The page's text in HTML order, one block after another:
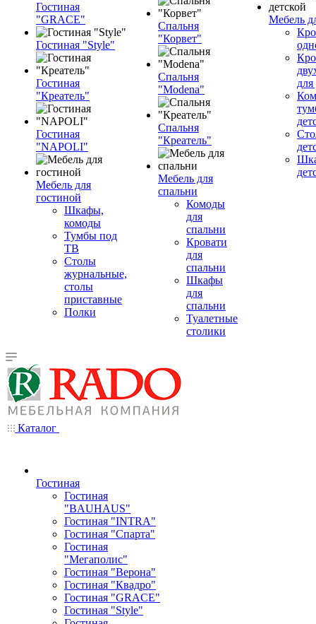
Гостиная
"GRACE"
Гостиная "Style"
Гостиная
"Креатель"
Гостиная
"NAPOLI"
Мебель для
гостиной
Шкафы,
комоды
Тумбы под
ТВ
Столы
журнальные,
столы
приставные
Полки
Спальня
"Корвет"
Спальня
"Modena"
Спальня
"Креатель"
Мебель для
спальни
Комоды
для
спальни
Кровати
для
спальни
Шкафы
для
спальни
Туалетные
столики
Мебель
для
Каталог
Гостиная
Гостиная
"BAUHAUS"
Гостиная "INTRA"
Гостиная "Спарта"
Гостиная
"Мегаполис"
Гостиная "Верона"
Гостиная "Квадро"
Гостиная "GRACE"
Гостиная "Style"